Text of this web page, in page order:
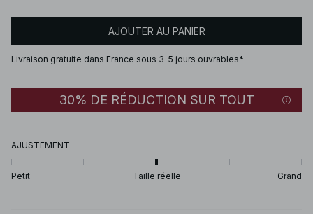
AJOUTER AU PANIER
Livraison gratuite dans France sous 3-5 jours ouvrables*
30% DE RÉDUCTION SUR TOUT
AJUSTEMENT
Petit Taille réelle Grand